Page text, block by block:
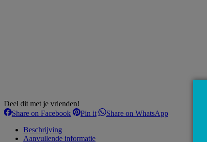
Deel dit met je vrienden!
Share on FacebookSharePin itShareShare on WhatsAppShare
Beschrijving
Aanvullende informatie